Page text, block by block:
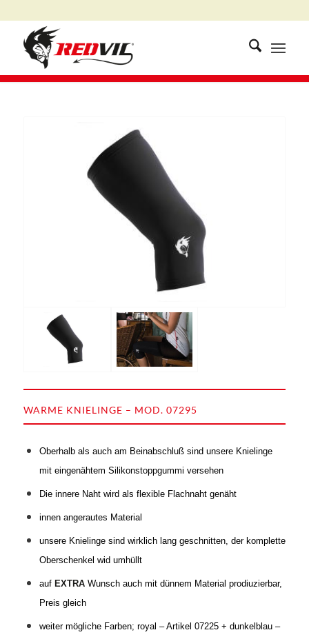
WARME KNIELINGE – MOD. 07295
Oberhalb als auch am Beinabschluß sind unsere Knielinge
mit eingenähtem Silikonstoppgummi versehen
Die innere Naht wird als flexible Flachnaht genäht
innen angerautes Material
unsere Knielinge sind wirklich lang geschnitten, der komplette
Oberschenkel wid umhüllt
aufEXTRAWunsch auch mit dünnem Material prodiuzierbar,
Preis gleich
weiter mögliche Farben; royal – Artikel 07225 + dunkelblau –